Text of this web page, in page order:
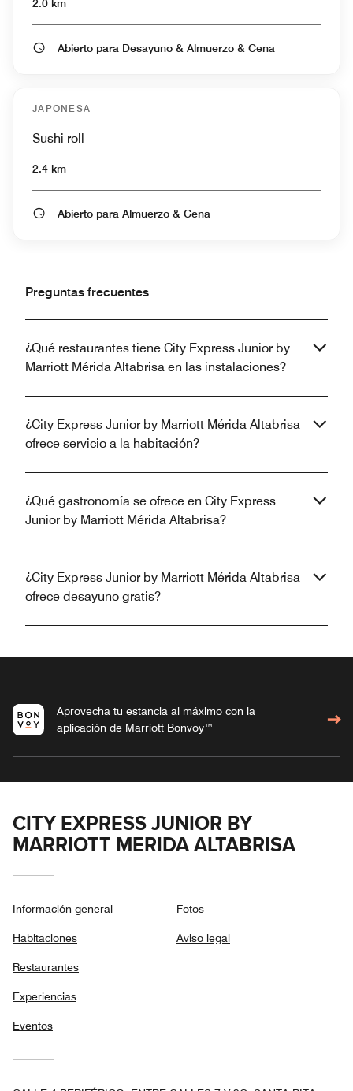
2.0 km
Abierto para Desayuno & Almuerzo & Cena
JAPONESA
Sushi roll
2.4 km
Abierto para Almuerzo & Cena
Preguntas frecuentes
¿Qué restaurantes tiene City Express Junior by
Marriott Mérida Altabrisa en las instalaciones?
¿City Express Junior by Marriott Mérida Altabrisa
ofrece servicio a la habitación?
¿Qué gastronomía se ofrece en City Express
Junior by Marriott Mérida Altabrisa?
¿City Express Junior by Marriott Mérida Altabrisa
ofrece desayuno gratis?
Aprovecha tu estancia al máximo con la
aplicación de Marriott Bonvoy™
CITY EXPRESS JUNIOR BY
MARRIOTT MERIDA ALTABRISA
Información general
Habitaciones
Restaurantes
Experiencias
Eventos
Fotos
Aviso legal